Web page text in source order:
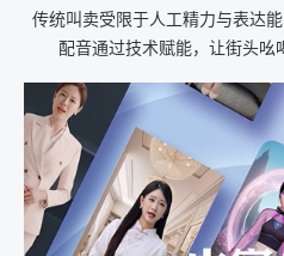
传统叫卖受限于人工精力与表达
配音通过技术赋能，让街头吆